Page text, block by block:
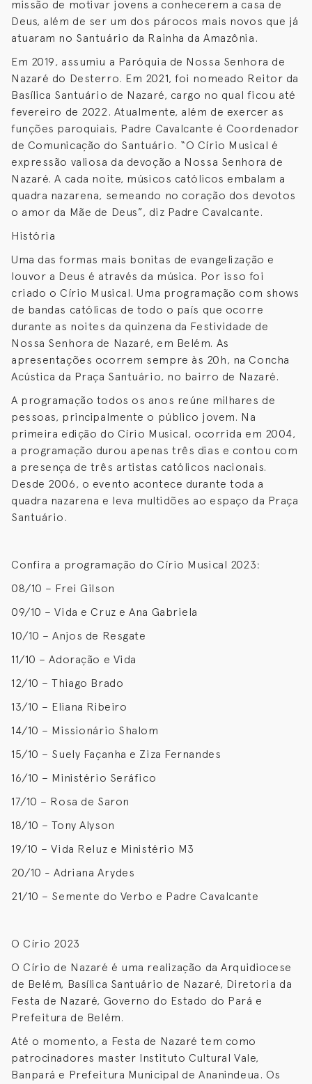
missão de motivar jovens a conhecerem a casa de
Deus, além de ser um dos párocos mais novos que já
atuaram no Santuário da Rainha da Amazônia.
Em 2019, assumiu a Paróquia de Nossa Senhora de
Nazaré do Desterro. Em 2021, foi nomeado Reitor da
Basílica Santuário de Nazaré, cargo no qual ficou até
fevereiro de 2022. Atualmente, além de exercer as
funções paroquiais, Padre Cavalcante é Coordenador
de Comunicação do Santuário. “O Círio Musical é
expressão valiosa da devoção a Nossa Senhora de
Nazaré. A cada noite, músicos católicos embalam a
quadra nazarena, semeando no coração dos devotos
o amor da Mãe de Deus”, diz Padre Cavalcante.
História
Uma das formas mais bonitas de evangelização e
louvor a Deus é através da música. Por isso foi
criado o Círio Musical. Uma programação com shows
de bandas católicas de todo o país que ocorre
durante as noites da quinzena da Festividade de
Nossa Senhora de Nazaré, em Belém. As
apresentações ocorrem sempre às 20h, na Concha
Acústica da Praça Santuário, no bairro de Nazaré.
A programação todos os anos reúne milhares de
pessoas, principalmente o público jovem. Na
primeira edição do Círio Musical, ocorrida em 2004,
a programação durou apenas três dias e contou com
a presença de três artistas católicos nacionais.
Desde 2006, o evento acontece durante toda a
quadra nazarena e leva multidões ao espaço da Praça
Santuário.
Confira a programação do Círio Musical 2023:
08/10 – Frei Gilson
09/10 – Vida e Cruz e Ana Gabriela
10/10 – Anjos de Resgate
11/10 – Adoração e Vida
12/10 – Thiago Brado
13/10 – Eliana Ribeiro
14/10 – Missionário Shalom
15/10 – Suely Façanha e Ziza Fernandes
16/10 – Ministério Seráfico
17/10 – Rosa de Saron
18/10 – Tony Alyson
19/10 – Vida Reluz e Ministério M3
20/10 - Adriana Arydes
21/10 – Semente do Verbo e Padre Cavalcante
O Círio 2023
O Círio de Nazaré é uma realização da Arquidiocese
de Belém, Basílica Santuário de Nazaré, Diretoria da
Festa de Nazaré, Governo do Estado do Pará e
Prefeitura de Belém.
Até o momento, a Festa de Nazaré tem como
patrocinadores master Instituto Cultural Vale,
Banpará e Prefeitura Municipal de Ananindeua. Os